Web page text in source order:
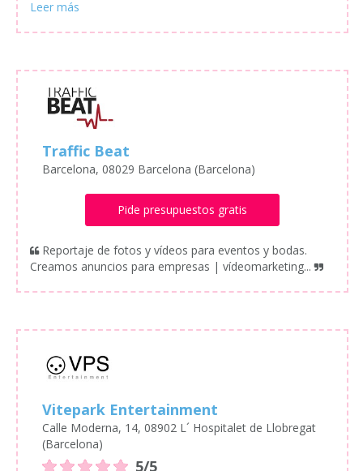
Traffic Beat
Barcelona, 08029 Barcelona (Barcelona)
Pide presupuestos gratis
Reportaje de fotos y vídeos para eventos y bodas.
Creamos anuncios para empresas | vídeomarketing...
Vitepark Entertainment
Calle Moderna, 14, 08902 L´ Hospitalet de Llobregat
(Barcelona)
5/5